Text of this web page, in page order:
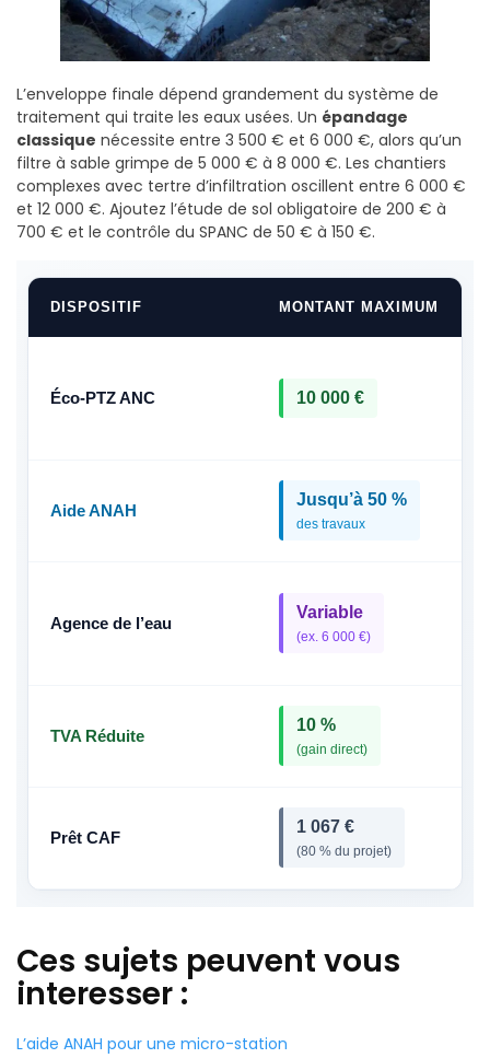
L’enveloppe finale dépend grandement du système de
traitement qui traite les eaux usées. Un épandage
classique nécessite entre 3 500 € et 6 000 €, alors qu’un
filtre à sable grimpe de 5 000 € à 8 000 €. Les chantiers
complexes avec tertre d’infiltration oscillent entre 6 000 €
et 12 000 €. Ajoutez l’étude de sol obligatoire de 200 € à
700 € et le contrôle du SPANC de 50 € à 150 €.
DISPOSITIF MONTANT MAXIMUM
Éco-PTZ ANC 10 000 €
Aide ANAH
Jusqu’à 50 %
des travaux
Agence de l’eau
Variable
(ex. 6 000 €)
TVA Réduite
10 %
(gain direct)
Prêt CAF
1 067 €
(80 % du projet)
Ces sujets peuvent vous
interesser :
L’aide ANAH pour une micro-station